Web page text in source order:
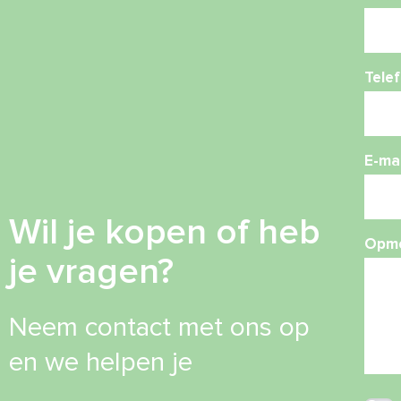
Wil je kopen of heb
je vragen?
Neem contact met ons op
en we helpen je
E-